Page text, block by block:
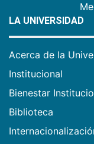
LA UNIVERSIDAD
Acerca de la
Institucional
Bienestar
Biblioteca